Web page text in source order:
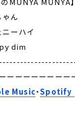
ん
ーハイ
dim
ーーーーーーーー
Music・Spotify